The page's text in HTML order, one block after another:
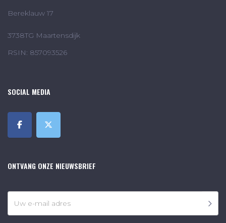
Bereklauw 17
3738TG Maartensdijk
RSIN: 857093526
SOCIAL MEDIA
ONTVANG ONZE NIEUWSBRIEF